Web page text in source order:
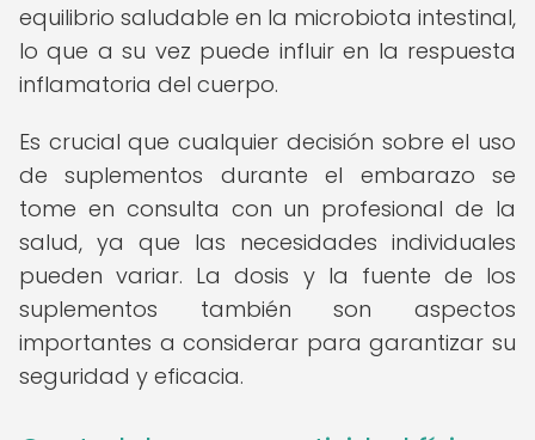
equilibrio saludable en la microbiota intestinal,
lo que a su vez puede influir en la respuesta
inflamatoria del cuerpo.
Es crucial que cualquier decisión sobre el uso
de suplementos durante el embarazo se
tome en consulta con un profesional de la
salud, ya que las necesidades individuales
pueden variar. La dosis y la fuente de los
suplementos también son aspectos
importantes a considerar para garantizar su
seguridad y eficacia.